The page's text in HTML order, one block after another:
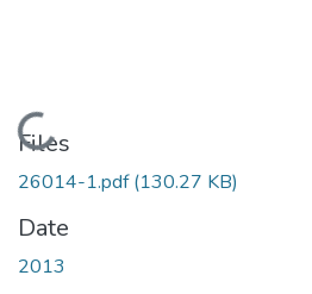
Loading...
Files
26014-1.pdf(130.27 KB)
Date
2013